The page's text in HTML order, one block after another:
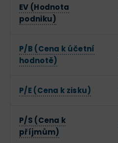
EV (Hodnota
podniku)
P/B (Cena k účetní
hodnotě)
P/E (Cena k zisku)
P/S (Cena k
příjmům)